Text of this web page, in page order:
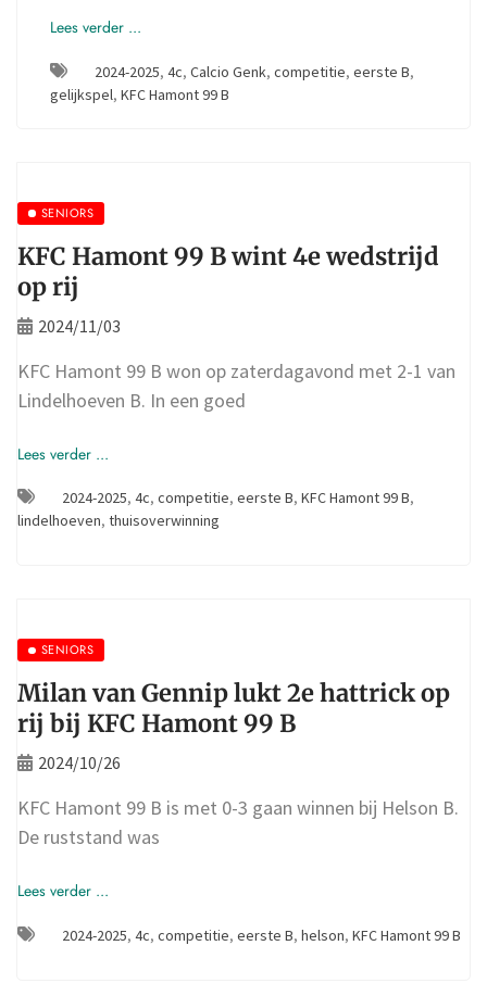
Lees verder ...
2024-2025, 4c, Calcio Genk, competitie, eerste B,
gelijkspel, KFC Hamont 99 B
SENIORS
KFC Hamont 99 B wint 4e wedstrijd
op rij
2024/11/03
KFC Hamont 99 B won op zaterdagavond met 2-1 van
Lindelhoeven B. In een goed
Lees verder ...
2024-2025, 4c, competitie, eerste B, KFC Hamont 99 B,
lindelhoeven, thuisoverwinning
SENIORS
Milan van Gennip lukt 2e hattrick op
rij bij KFC Hamont 99 B
2024/10/26
KFC Hamont 99 B is met 0-3 gaan winnen bij Helson B.
De ruststand was
Lees verder ...
2024-2025, 4c, competitie, eerste B, helson, KFC Hamont 99 B